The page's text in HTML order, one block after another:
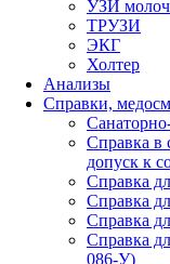
УЗИ
ТРУЗИ
ЭКГ
Холтер
Анализы
Справки,
Справка в
допуск к
Справка
Справка
Справка
Справка
086-У)